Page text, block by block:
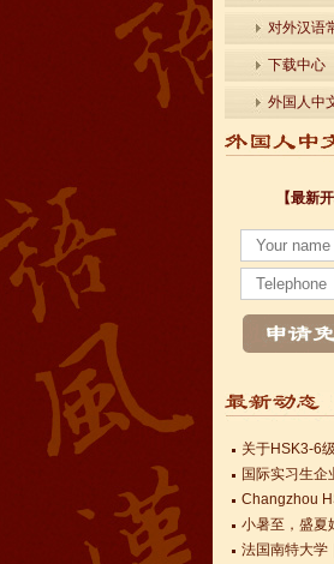
对外汉语
下载中心
外国人中
【最新开
小暑至，盛夏始
法国南特大
各个国家留学
Survival
雅思考试介绍
Survival
国际实习生企
Changzhou
小暑至，盛夏
法国南特大学
各个国家留学
语风汉语无